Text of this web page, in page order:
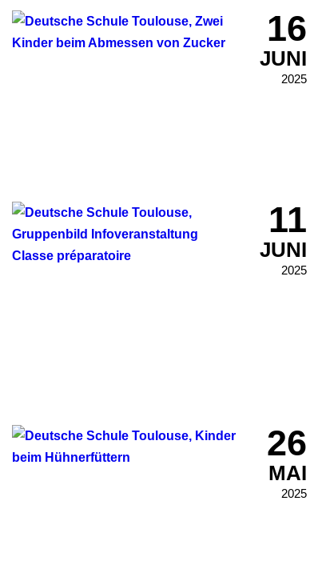
16
JUNI
2025
11
JUNI
2025
26
MAI
2025